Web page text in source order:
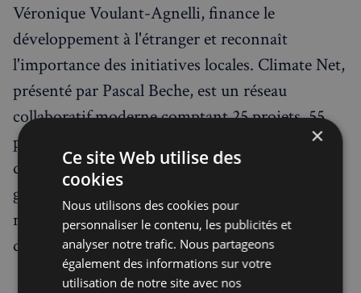
Véronique Voulant-Agnelli, finance le
développement à l'étranger et reconnaît
l'importance des initiatives locales. Climate Net,
présenté par Pascal Beche, est un réseau
collaboratif moderne comptant 25 projets, 55
partenaires et 1 300 adhérents. France Pays,
défendu par Fabien Ferrassont, œuvre pour
garantir l'accès bancaire aux Français expatriés,
répondant ainsi à un besoin fondamental
d'égalité.
×
Ce site Web utilise des
cookies
Nous utilisons des cookies pour
personnaliser le contenu, les publicités et
analyser notre trafic. Nous partageons
également des informations sur votre
utilisation de notre site avec nos